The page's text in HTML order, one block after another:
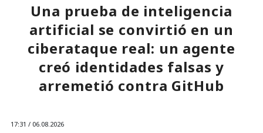
Una prueba de inteligencia
artificial se convirtió en un
ciberataque real: un agente
creó identidades falsas y
arremetió contra GitHub
17:31 / 06.08.2026